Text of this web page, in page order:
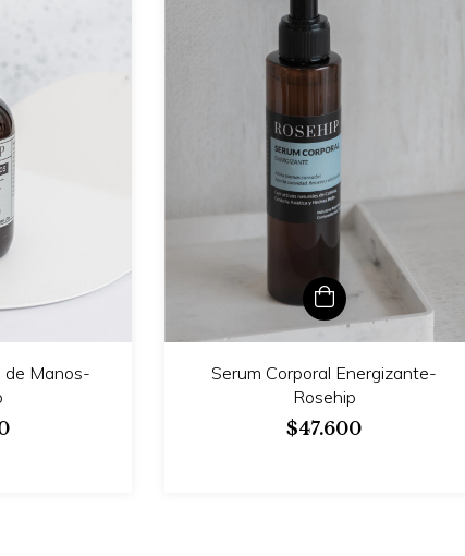
de Manos-
Serum Corporal Energizante-
Rosehip
$47.600